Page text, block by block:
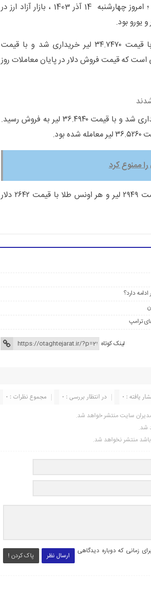
؛ امروز چهارشنبه 14 آذر 1403 ، بازار آزاد ارز در
یورو بود.
هر دلار آمریکا در آغاز معاملات امروز با قیمت ۳۴.۷۴۷۰ لیر خریداری شد و با قیمت
است که قیمت فروش دلار در پایان معاملات روز
یورو نیز امروز با قیمت ۳۶.۴۹۲۰ لیر خریداری شد و با قیمت ۳۶.۴۹۴۰ لیر به فروش رسید.
ممنوع کرد
در بازار طلا، هر گرم طلای ۲۴ عیار با قیمت ۲۹۴۹ لیر و هر اونس طلا با قیمت ۲۶۴۲ دلار
دارد؟
ترامپ
لینک کوتاه
مجموع نظرات : 0 در انتظار بررسی : 0 یافته : 0
سایت منتشر خواهد شد.
شد.
باشد منتشر نخواهد شد.
ارسال نظر پاک کردن !
زمانی که دوباره دیدگاهی